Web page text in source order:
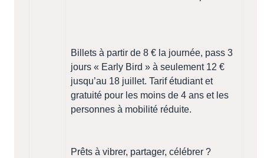
Billets à partir de 8 € la journée, pass 3
jours « Early Bird » à seulement 12 €
jusqu’au 18 juillet. Tarif étudiant et
gratuité pour les moins de 4 ans et les
personnes à mobilité réduite.
Prêts à vibrer, partager, célébrer ?